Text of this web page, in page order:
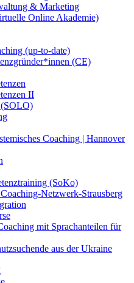
& Marketing
Online Akademie)
(up-to-date)
(CE)
II
Coaching | Hannover
(SoKo)
Netzwerk-Strausberg
mit Sprachanteilen für
aus der Ukraine